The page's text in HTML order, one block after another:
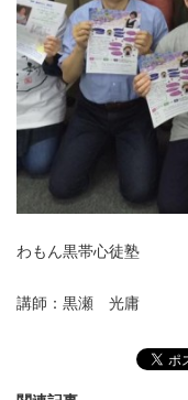
わもん黒帯心徒塾
講師：黒瀬 光庸